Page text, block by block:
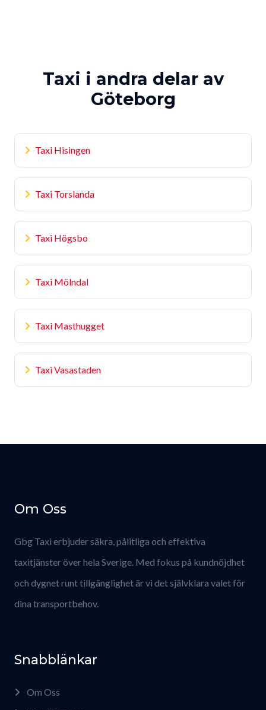
Taxi i andra delar av
Göteborg
Taxi Hisingen
Taxi Torslanda
Taxi Högsbo
Taxi Mölndal
Taxi Masthugget
Taxi Vasastaden
Om Oss
Gbg Taxi erbjuder säkra, pålitliga och effektiva
taxitjänster över hela Sverige. Med fokus på kundnöjdhet
och dygnet runt tillgänglighet är vi det självklara valet för
dina transportbehov.
Snabblänkar
Om Oss